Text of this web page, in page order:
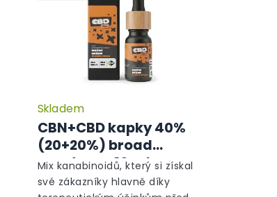
CBN+CBD kapky 40%
(20+20%) broad
spectrum, 10 ml -
Noční režim
Skladem
Mix kanabinoidů, který si získal
své zákazníky hlavně díky